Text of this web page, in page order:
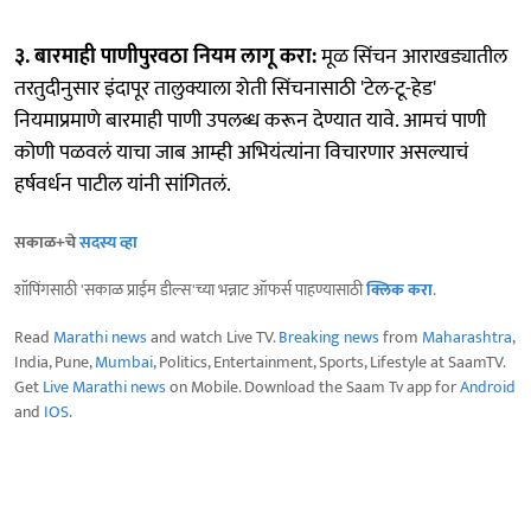
३. बारमाही पाणीपुरवठा नियम लागू करा:मूळ सिंचन आराखड्यातील
तरतुदीनुसार इंदापूर तालुक्याला शेती सिंचनासाठी 'टेल-टू-हेड'
नियमाप्रमाणे बारमाही पाणी उपलब्ध करून देण्यात यावे. आमचं पाणी
कोणी पळवलं याचा जाब आम्ही अभियंत्यांना विचारणार असल्याचं
हर्षवर्धन पाटील यांनी सांगितलं.
सकाळ+चेसदस्य व्हा
शॉपिंगसाठी 'सकाळ प्राईम डील्स'च्या भन्नाट ऑफर्स पाहण्यासाठीक्लिक करा.
Read Marathi newsand watch Live TV.Breaking newsfrom Maharashtra,
India, Pune,Mumbai, Politics, Entertainment, Sports, Lifestyle at SaamTV.
GetLive Marathi newson Mobile. Download the Saam Tv app forAndroid
and IOS.